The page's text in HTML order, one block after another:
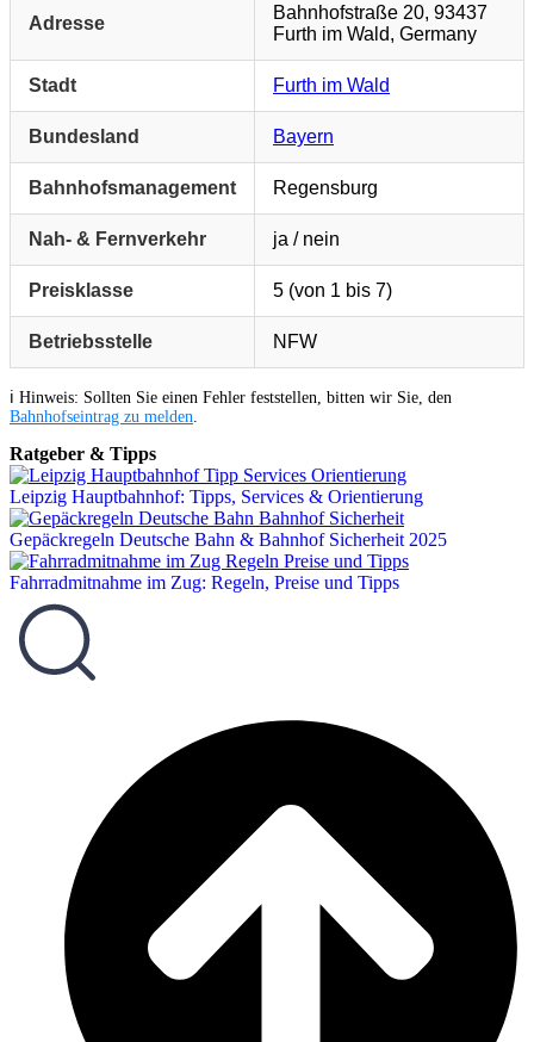
Adresse
Bahnhofstraße 20, 93437
Furth im Wald, Germany
Stadt Furth im Wald
Bundesland Bayern
Bahnhofsmanagement Regensburg
Nah- & Fernverkehr ja / nein
Preisklasse 5 (von 1 bis 7)
Betriebsstelle NFW
ℹ️ Hinweis: Sollten Sie einen Fehler feststellen, bitten wir Sie, den
Bahnhofseintrag zu melden
Ratgeber & Tipps
Leipzig Hauptbahnhof: Tipps, Services & Orientierung
Gepäckregeln Deutsche Bahn & Bahnhof Sicherheit 2025
Fahrradmitnahme im Zug: Regeln, Preise und Tipps